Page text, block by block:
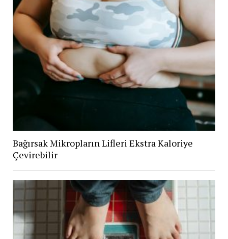
Bağırsak Mikropların Lifleri Ekstra Kaloriye
Çevirebilir